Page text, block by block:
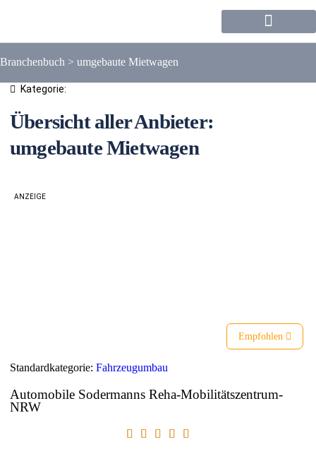
Branchenbuch > umgebaute Mietwagen
Kategorie:
Übersicht aller Anbieter:
umgebaute Mietwagen
ANZEIGE
Empfohlen
Standardkategorie: Fahrzeugumbau
Automobile Sodermanns Reha-Mobilitätszentrum-
NRW